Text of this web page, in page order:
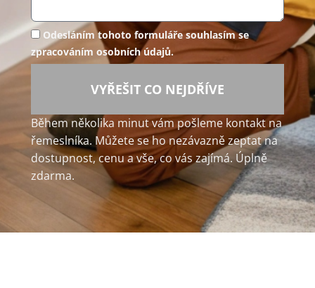
Odesláním tohoto formuláře souhlasím se
zpracováním osobních údajů.
VYŘEŠIT CO NEJDŘÍVE
Během několika minut vám pošleme kontakt na
řemeslníka. Můžete se ho nezávazně zeptat na
dostupnost, cenu a vše, co vás zajímá. Úplně
zdarma.